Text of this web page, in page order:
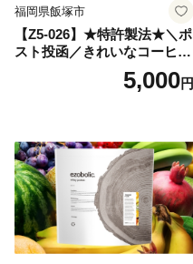
福岡県飯塚市
【Z5-026】★特許製法★＼ポ
スト投函／きれいなコーヒー
ドリップバッグ9種セット(18
袋)ゆうパケットでお届け！
5,000円